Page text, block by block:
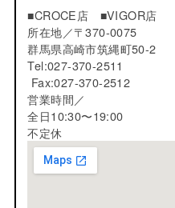
■CROCE店 ■VIGOR店
所在地／〒370-0075
群馬県高崎市筑縄町50-2
Tel:027-370-2511
Fax:027-370-2512
営業時間／
全日10:30〜19:00
不定休